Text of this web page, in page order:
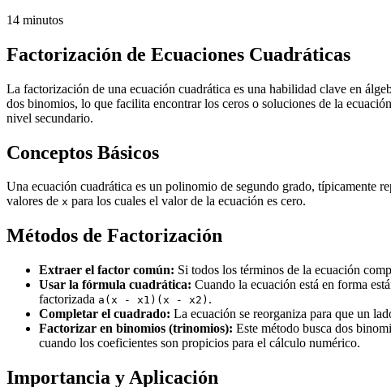
14 minutos
Factorización de Ecuaciones Cuadráticas
La factorización de una ecuación cuadrática es una habilidad clave en
dos binomios, lo que facilita encontrar los ceros o soluciones de la
nivel secundario.
Conceptos Básicos
Una ecuación cuadrática es un polinomio de segundo grado, típicamente
valores de x para los cuales el valor de la ecuación es cero.
Métodos de Factorización
Extraer el factor común: Si todos los términos de la ecuación
Usar la fórmula cuadrática: Cuando la ecuación está en forma
factorizada a(x - x1)(x - x2) .
Completar el cuadrado: La ecuación se reorganiza para que un
Factorizar en binomios (trinomios): Este método busca dos
cuando los coeficientes son propicios para el cálculo numérico.
Importancia y Aplicación